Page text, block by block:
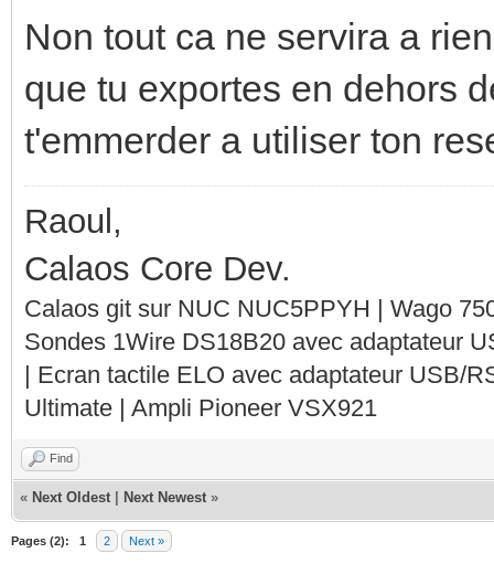
Non tout ca ne servira a
que tu exportes en dehors
t'emmerder a utiliser ton
Raoul,
Calaos Core Dev.
Calaos git sur NUC NUC5PPYH | Wago
Sondes 1Wire DS18B20 avec adaptateur
| Ecran tactile ELO avec adaptateur USB/
Ultimate | Ampli Pioneer VSX921
Find
« Next Oldest Next Newest »
Pages (2): 1 2 Next »